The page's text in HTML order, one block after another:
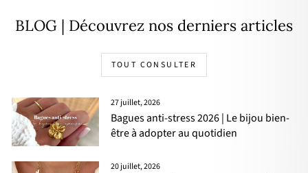
BLOG | Découvrez nos derniers articles
TOUT CONSULTER
27 juillet, 2026
Bagues anti-stress 2026 | Le bijou bien-
être à adopter au quotidien
20 juillet, 2026